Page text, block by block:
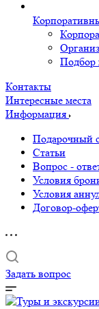
Подбор
Контакты
Интересные места
Информация
Подарочный
Статьи
Вопрос -
Условия
Условия
Договор-
Задать вопрос